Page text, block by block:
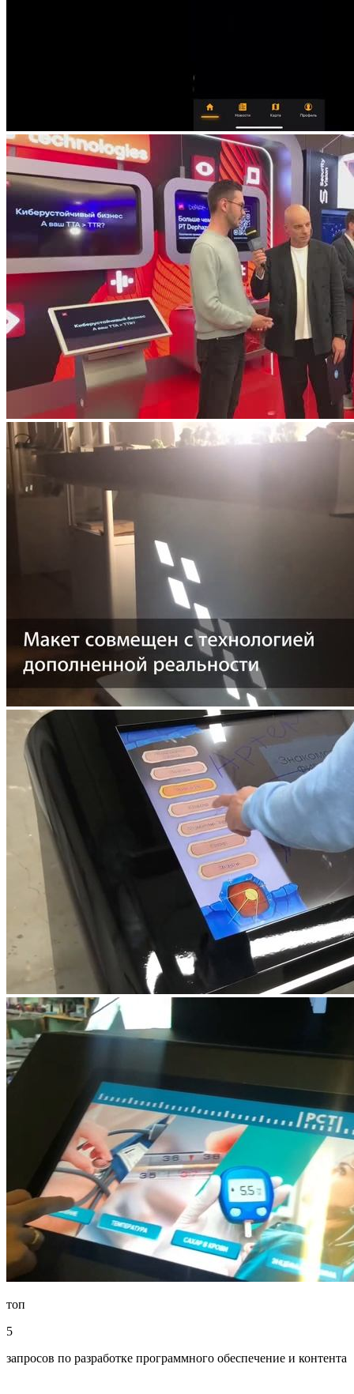
топ
5
запросов по разработке программного обеспечение и контента